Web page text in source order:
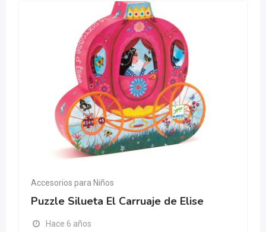
Accesorios para Niños
Puzzle Silueta El Carruaje de Elise
Hace 6 años